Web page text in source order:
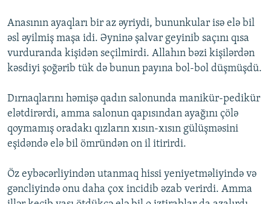
Anasının ayaqları bir az əyriydi, bununkular isə elə bil
əsl əyilmiş maşa idi. Əyninə şalvar geyinib saçını qısa
vurduranda kişidən seçilmirdi. Allahın bəzi kişilərdən
kəsdiyi şoğərib tük də bunun payına bol-bol düşmüşdü.
Dırnaqlarını həmişə qadın salonunda manikür-pedikür
elətdirərdi, amma salonun qapısından ayağını çölə
qoymamış oradakı qızların xısın-xısın gülüşməsini
eşidəndə elə bil ömründən on il itirirdi.
Öz eybəcərliyindən utanmaq hissi yeniyetməliyində və
gəncliyində onu daha çox incidib əzab verirdi. Amma